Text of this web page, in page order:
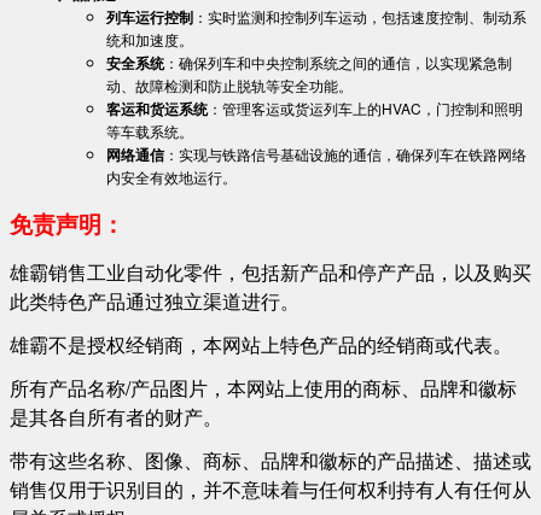
列车运行控制 ：实时监测和控制列车运动，包括速度控制、制动系
统和加速度。
安全系统：确保列车和中央控制系统之间的通信，以实现紧急制
动、故障检测和防止脱轨等安全功能。
客运和货运系统：管理客运或货运列车上的HVAC，门控制和照明
等车载系统。
网络通信：实现与铁路信号基础设施的通信，确保列车在铁路网络
内安全有效地运行。
免责声明：
雄霸销售工业自动化零件，包括新产品和停产产品，以及购买
此类特色产品通过独立渠道进行。
雄霸不是授权经销商，本网站上特色产品的经销商或代表。
所有产品名称/产品图片，本网站上使用的商标、品牌和徽标
是其各自所有者的财产。
带有这些名称、图像、商标、品牌和徽标的产品描述、描述或
销售仅用于识别目的，并不意味着与任何权利持有人有任何从